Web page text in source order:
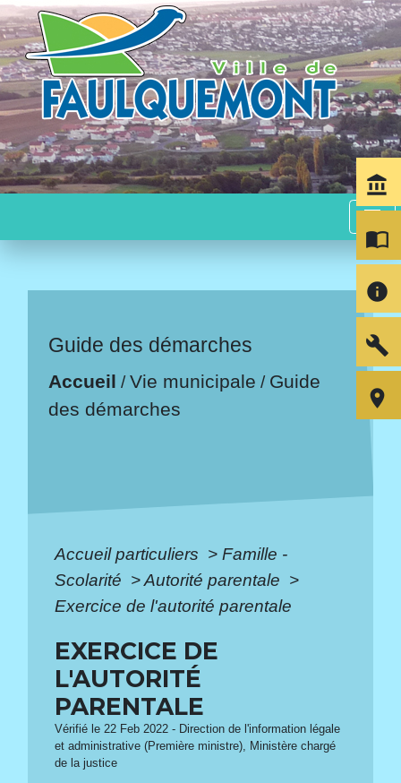
menu
Guide des démarches
Accueil /Vie municipale / Guide
des démarches
Accueil particuliers > Famille -
Scolarité >Autorité parentale >
Exercice de l'autorité parentale
EXERCICE DE
L'AUTORITÉ
PARENTALE
Vérifié le 22 Feb 2022 - Direction de l'information légale
et administrative (Première ministre), Ministère chargé
de la justice
account_balance
import_contacts
info
build
room